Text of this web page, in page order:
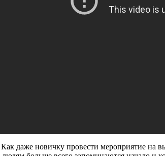
даже новичку провести мероприятие на